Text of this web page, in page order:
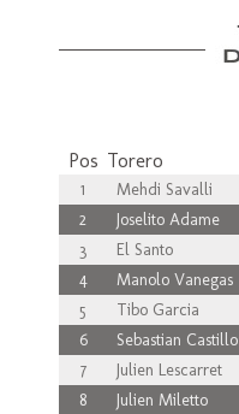
Pos Torero
1 Mehdi Savalli
2
Joselito Adame
3
El Santo
4
Manolo Vanegas
5
Tibo Garcia
6
Sebastian Castillo
7
Julien Lescarret
8
Julien Miletto